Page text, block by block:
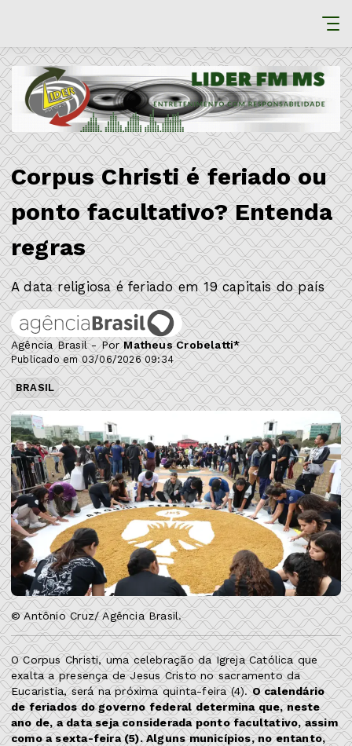
Corpus Christi é feriado ou
ponto facultativo? Entenda
regras
A data religiosa é feriado em 19 capitais do país
Agência Brasil - PorMatheus Crobelatti*
Publicado em 03/06/2026 09:34
BRASIL
© Antônio Cruz/ Agência Brasil.
O Corpus Christi, uma celebração da Igreja Católica que
exalta a presença de Jesus Cristo no sacramento da
Eucaristia, será na próxima quinta-feira (4).O calendário
de feriados do governo federal determina que, neste
ano de, a data seja considerada ponto facultativo, assim
como a sexta-feira (5). Alguns municípios, no entanto,